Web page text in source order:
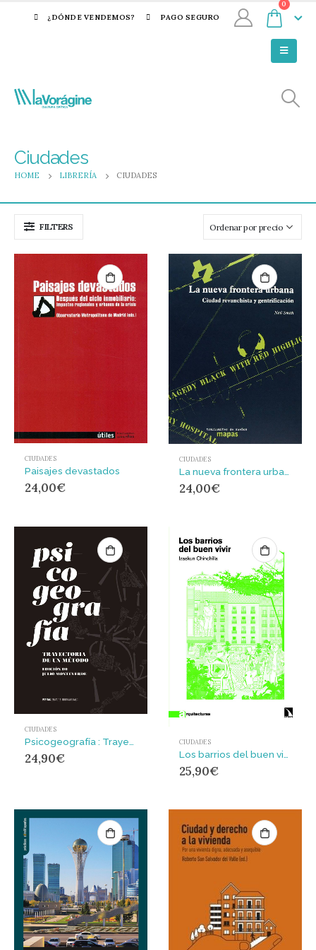
¿DÓNDE VENDEMOS? PAGO SEGURO
0
Ciudades
HOME LIBRERÍA CIUDADES
FILTERS
CIUDADES
Paisajes devastados
24,00€
CIUDADES
24,00€
CIUDADES
24,90€
CIUDADES
Los barrios del buen vivir
25,90€